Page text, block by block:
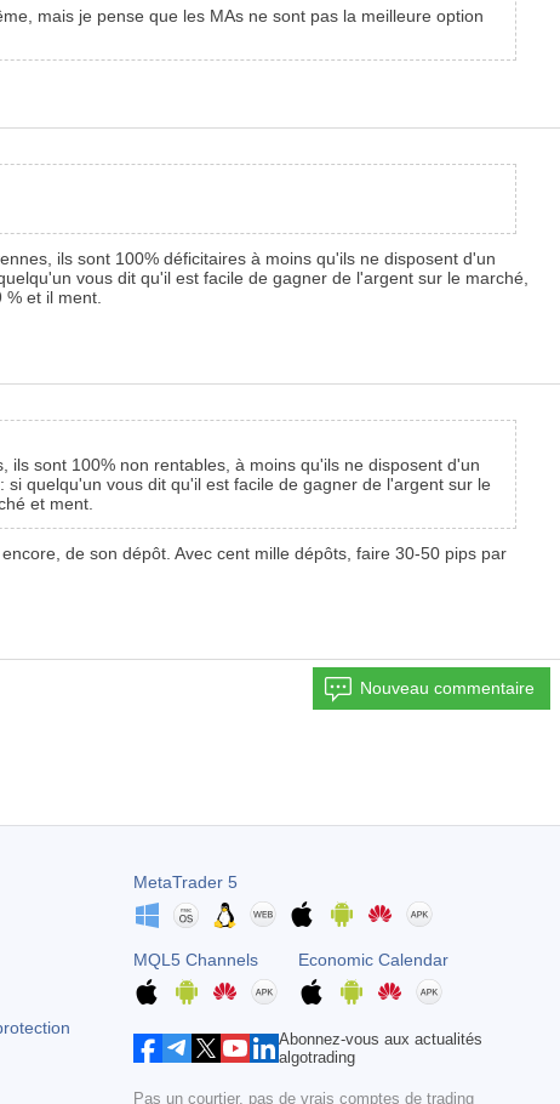
mais je pense que les MAs ne sont pas la meilleure option
ils sont 100% déficitaires à moins qu'ils ne disposent d'un
vous dit qu'il est facile de gagner de l'argent sur le marché,
% et il ment.
sont 100% non rentables, à moins qu'ils ne disposent d'un
quelqu'un vous dit qu'il est facile de gagner de l'argent sur le
et ment.
de son dépôt. Avec cent mille dépôts, faire 30-50 pips par
Nouveau commentaire
MetaTrader 5
MQL5 Channels Economic Calendar
Abonnez-vous aux actualités
algotrading
Pas un courtier, pas de vrais comptes de trading